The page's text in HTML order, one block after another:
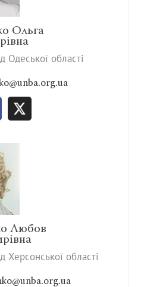
Ольга
Одеської області
Любов
Херсонської області